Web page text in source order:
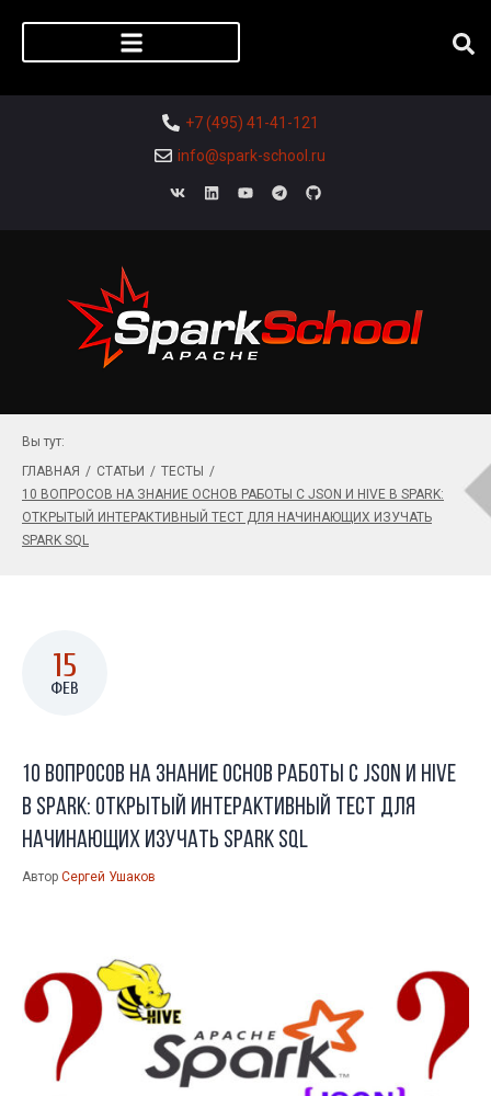
+7 (495) 41-41-121
info@spark-school.ru
Вы тут:
ГЛАВНАЯ / СТАТЬИ / ТЕСТЫ /
10 ВОПРОСОВ НА ЗНАНИЕ ОСНОВ РАБОТЫ С JSON И HIVE В SPARK:
ОТКРЫТЫЙ ИНТЕРАКТИВНЫЙ ТЕСТ ДЛЯ НАЧИНАЮЩИХ ИЗУЧАТЬ
SPARK SQL
15
ФЕВ
10 вопросов на знание основ работы с JSON и Hive
в Spark: открытый интерактивный тест для
начинающих изучать Spark SQL
Автор Сергей Ушаков